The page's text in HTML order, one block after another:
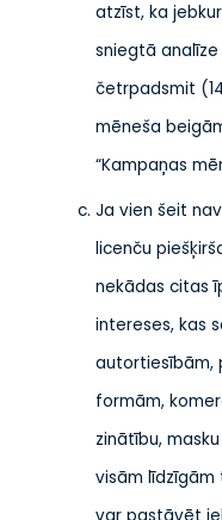
atzīst, ka
sniegtā
četrpadsmit
mēneša
“Kampaņas
Ja vien šeit
licenču
nekādas citas
intereses, kas
autortiesībām,
formām,
zinātību,
visām